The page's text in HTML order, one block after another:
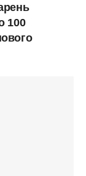
100